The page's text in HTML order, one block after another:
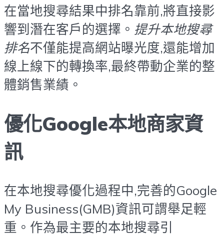
在當地搜尋結果中排名靠前,將直接影
響到潛在客戶的選擇。 提升本地搜尋
排名不僅能提高網站曝光度,還能增加
線上線下的轉換率,最終帶動企業的整
體銷售業績。
優化Google本地商家資
訊
在本地搜尋優化過程中,完善的Google
My Business(GMB)資訊可謂舉足輕
重。作為最主要的本地搜尋引